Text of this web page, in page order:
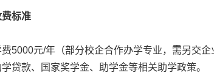
标准
5000元/年（部分校企合作办学专业，需另交
贷款、国家奖学金、助学金等相关助学政策。